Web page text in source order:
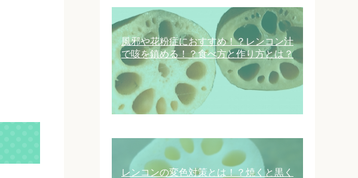
風邪や花粉症におすすめ！？レンコン汁
で咳を鎮める！？食べ方と作り方とは？
レンコンの変色対策とは！？焼くと黒く